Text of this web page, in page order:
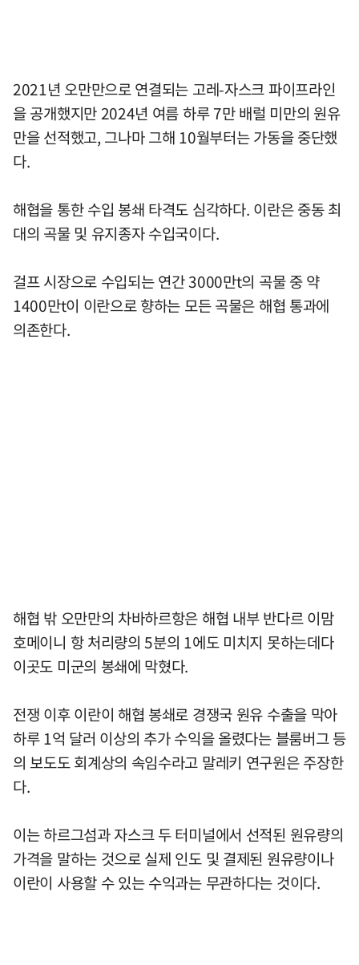
2021년 오만만으로 연결되는 고레-자스크 파이프라인
을 공개했지만 2024년 여름 하루 7만 배럴 미만의 원유
만을 선적했고, 그나마 그해 10월부터는 가동을 중단했
다.
해협을 통한 수입 봉쇄 타격도 심각하다. 이란은 중동 최
대의 곡물 및 유지종자 수입국이다.
걸프 시장으로 수입되는 연간 3000만t의 곡물 중 약
1400만t이 이란으로 향하는 모든 곡물은 해협 통과에
의존한다.
해협 밖 오만만의 차바하르항은 해협 내부 반다르 이맘
호메이니 항 처리량의 5분의 1에도 미치지 못하는데다
이곳도 미군의 봉쇄에 막혔다.
전쟁 이후 이란이 해협 봉쇄로 경쟁국 원유 수출을 막아
하루 1억 달러 이상의 추가 수익을 올렸다는 블룸버그 등
의 보도도 회계상의 속임수라고 말레키 연구원은 주장한
다.
이는 하르그섬과 자스크 두 터미널에서 선적된 원유량의
가격을 말하는 것으로 실제 인도 및 결제된 원유량이나
이란이 사용할 수 있는 수익과는 무관하다는 것이다.